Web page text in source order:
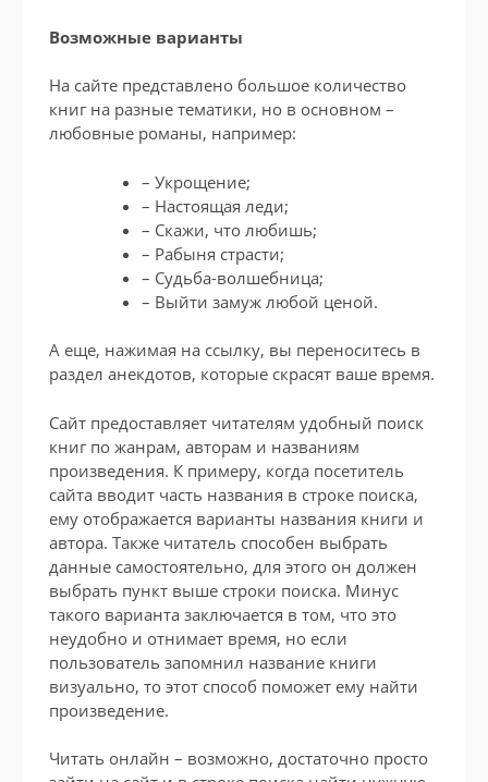
Возможные варианты
На сайте представлено большое количество
книг на разные тематики, но в основном –
любовные романы, например:
– Укрощение;
– Настоящая леди;
– Скажи, что любишь;
– Рабыня страсти;
– Судьба-волшебница;
– Выйти замуж любой ценой.
А еще, нажимая на ссылку, вы переноситесь в
раздел анекдотов, которые скрасят ваше время.
Сайт предоставляет читателям удобный поиск
книг по жанрам, авторам и названиям
произведения. К примеру, когда посетитель
сайта вводит часть названия в строке поиска,
ему отображается варианты названия книги и
автора. Также читатель способен выбрать
данные самостоятельно, для этого он должен
выбрать пункт выше строки поиска. Минус
такого варианта заключается в том, что это
неудобно и отнимает время, но если
пользователь запомнил название книги
визуально, то этот способ поможет ему найти
произведение.
Читать онлайн – возможно, достаточно просто